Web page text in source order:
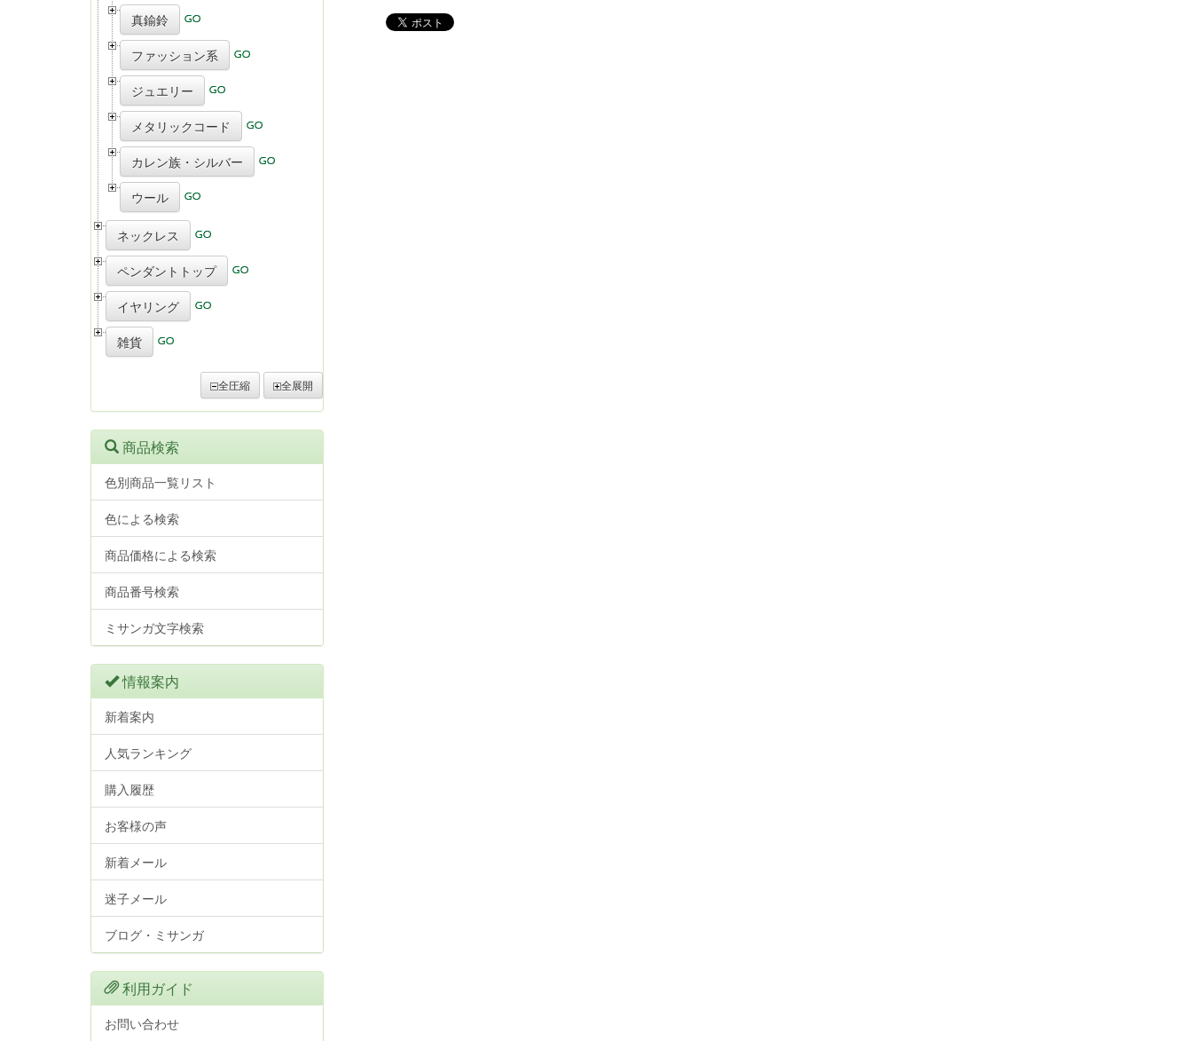
真鍮鈴
ファッション系
ジュエリー
メタリックコード
カレン族・シルバー
ウール
ネックレス
ペンダントトップ
イヤリング
雑貨
全圧縮 全展開
商品検索
色別商品一覧リスト
色による検索
商品価格による検索
商品番号検索
ミサンガ文字検索
情報案内
新着案内
人気ランキング
購入履歴
お客様の声
新着メール
迷子メール
ブログ・ミサンガ
利用ガイド
お問い合わせ